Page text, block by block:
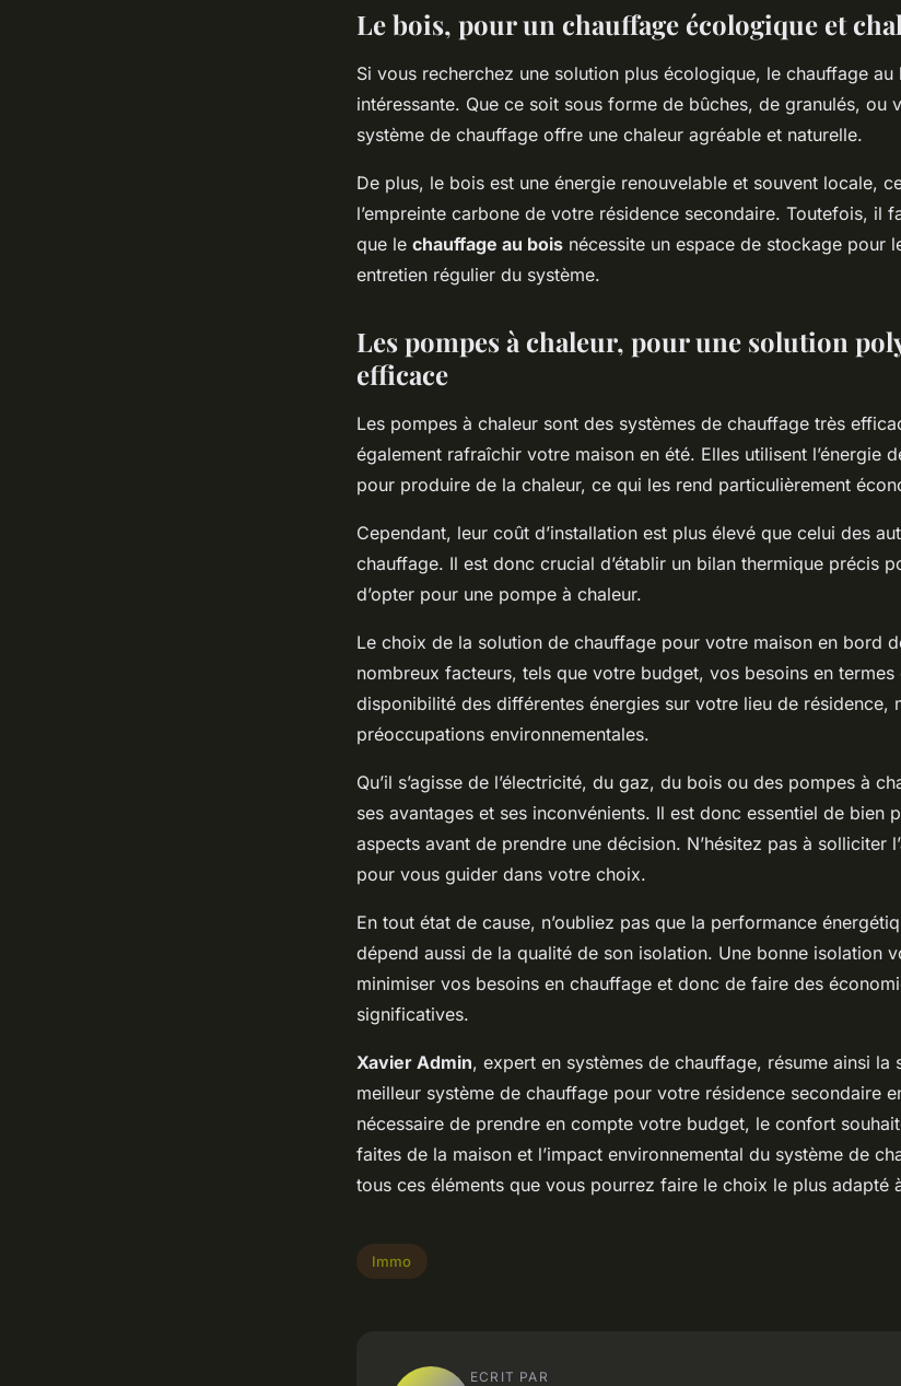
Le bois, pour un chauffage écologique et
Si vous recherchez une solution plus écologique, le chauffage
intéressante. Que ce soit sous forme de bûches, de granulés, ou
système de chauffage offre une chaleur agréable et naturelle.
De plus, le bois est une énergie renouvelable et souvent locale,
l’empreinte carbone de votre résidence secondaire. Toutefois, il
que le chauffage au bois nécessite un espace de stockage pour
entretien régulier du système.
Les pompes à chaleur, pour une solution
efficace
Les pompes à chaleur sont des systèmes de chauffage très
également rafraîchir votre maison en été. Elles utilisent l’énergie
pour produire de la chaleur, ce qui les rend particulièrement
Cependant, leur coût d’installation est plus élevé que celui des
chauffage. Il est donc crucial d’établir un bilan thermique précis
d’opter pour une pompe à chaleur.
Le choix de la solution de chauffage pour votre maison en bord
nombreux facteurs, tels que votre budget, vos besoins en
disponibilité des différentes énergies sur votre lieu de résidence,
préoccupations environnementales.
Qu’il s’agisse de l’électricité, du gaz, du bois ou des pompes à
ses avantages et ses inconvénients. Il est donc essentiel de bien
aspects avant de prendre une décision. N’hésitez pas à solliciter
pour vous guider dans votre choix.
En tout état de cause, n’oubliez pas que la performance
dépend aussi de la qualité de son isolation. Une bonne isolation
minimiser vos besoins en chauffage et donc de faire des
significatives.
Xavier Admin, expert en systèmes de chauffage, résume ainsi
meilleur système de chauffage pour votre résidence secondaire
nécessaire de prendre en compte votre budget, le confort
faites de la maison et l’impact environnemental du système de
tous ces éléments que vous pourrez faire le choix le plus adapté
Immo
ECRIT PAR